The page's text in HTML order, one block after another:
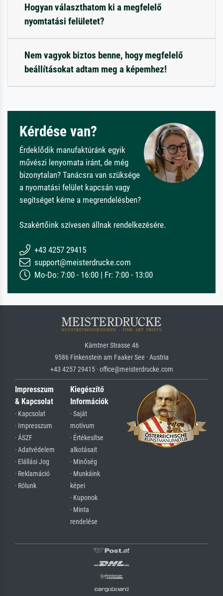
Hogyan választhatom ki a megfelelő
nyomtatási felületet?
Nem vagyok biztos benne, hogy megfelelő
beállításokat adtam meg a képemhez!
Kérdése van?
Érdeklődik manufaktúránk egyik
művészi lenyomata iránt, de még
bizonytalan? Tanácsra van szüksége
a nyomatási felület kapcsán vagy
segítséget kérne a megrendelésben?
Szakértőink szívesen állnak rendelkezésére.
+43 4257 29415
support@meisterdrucke.com
Mo-Do: 7:00 - 16:00 | Fr: 7:00 - 13:00
Kärntner Strasse 46
9586 Finkenstein am Faaker See · Austria
+43 4257 29415 · office@meisterdrucke.com
Impresszum
& Kapcsolat
· Kapcsolat
· Impresszum
· ÁSZF
· Adatvédelem
· Elállási Jog
· Reklamáció
· Rólunk
Kiegészítő
Információk
· Saját
motívum
· Értékesítse
alkotásait
· Minőség
· Munkáink
képei
· Kuponok
· Minta
rendelése